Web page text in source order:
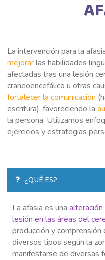
La intervención para la
mejorarlas habilidades
afectadas tras una lesión
craneoencefálico u otras
fortalecer la comunicación
escritura), favoreciendo la
la persona. Utilizamos
ejercicios y estrategias
¿QUÉ ES?
La afasia es una
lesión en las áreas del
producción y
diversos tipos según la
manifestarse de diversas